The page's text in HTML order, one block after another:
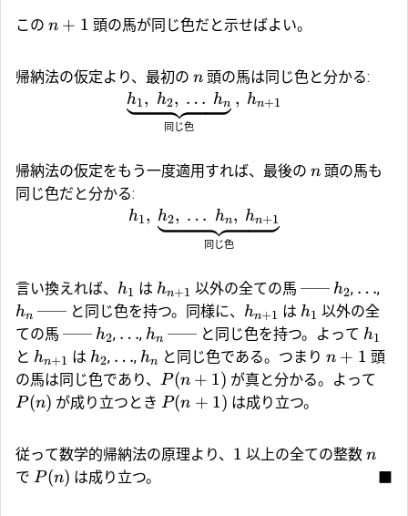
この n + 1 頭の馬が同じ色だと示せばよい。
帰納法の仮定より、最初の n 頭の馬は同じ色と分かる:
同じ色
h1, h2, … hn , hn+1
帰納法の仮定をもう一度適用すれば、最後の n 頭の馬も
同じ色だと分かる:
h1,
同じ色
h2, … hn, hn+1
言い換えれば、 h1 は hn+1 以外の全ての馬 ── h2, …,
hn ── と同じ色を持つ。同様に、 hn+1 は h1 以外の全
ての馬 ── h2, …, hn ── と同じ色を持つ。よって h1
と hn+1 は h2, …, hn と同じ色である。つまり n + 1 頭
の馬は同じ色であり、 P(n + 1) が真と分かる。よって
P(n) が成り立つとき P(n + 1) は成り立つ。
従って数学的帰納法の原理より、 1 以上の全ての整数 n
で P(n) は成り立つ。 ■